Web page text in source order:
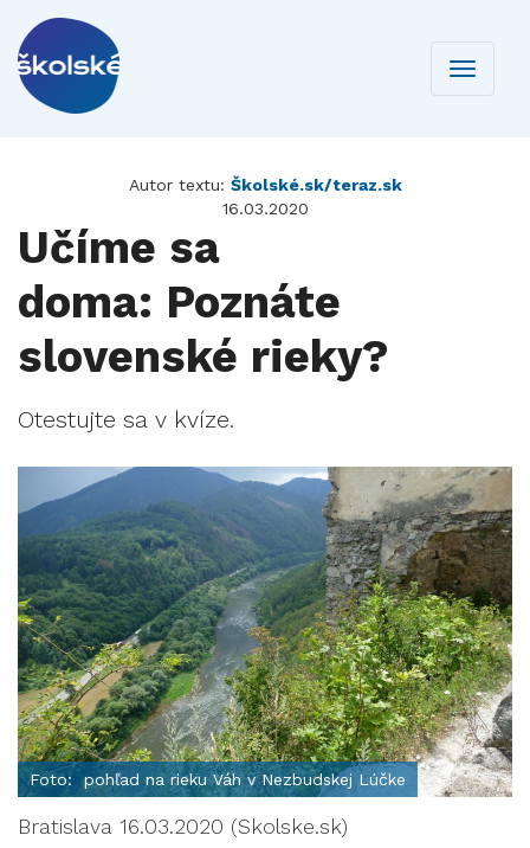
Toggle
Autor textu: Školské.sk/teraz.sk
16.03.2020
Učíme sa
doma: Poznáte
slovenské rieky?
Otestujte sa v kvíze.
Foto: pohľad na rieku Váh v Nezbudskej Lúčke
Bratislava 16.03.2020 (Skolske.sk)